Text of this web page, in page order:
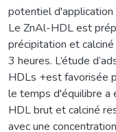
potentiel
Le ZnAl-HDL est
précipitation et
3 heures. L’étude
HDLs +est favorisée
le temps d'équilibre a
HDL brut et calciné
avec une